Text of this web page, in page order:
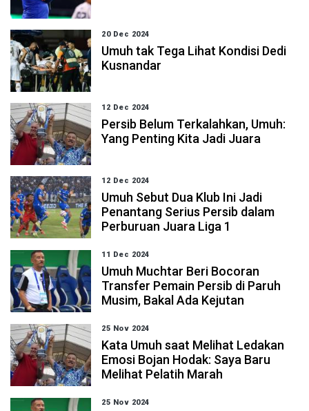
20 Dec 2024
Umuh tak Tega Lihat Kondisi Dedi
Kusnandar
12 Dec 2024
Persib Belum Terkalahkan, Umuh:
Yang Penting Kita Jadi Juara
12 Dec 2024
Umuh Sebut Dua Klub Ini Jadi
Penantang Serius Persib dalam
Perburuan Juara Liga 1
11 Dec 2024
Umuh Muchtar Beri Bocoran
Transfer Pemain Persib di Paruh
Musim, Bakal Ada Kejutan
25 Nov 2024
Kata Umuh saat Melihat Ledakan
Emosi Bojan Hodak: Saya Baru
Melihat Pelatih Marah
25 Nov 2024